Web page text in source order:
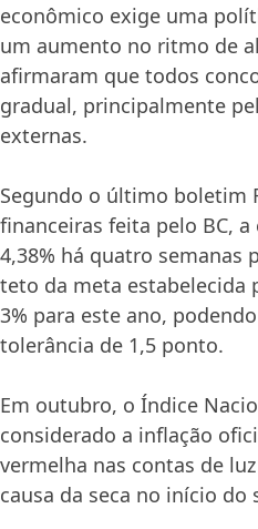
econômico exige uma
um aumento no ritmo de
afirmaram que todos
gradual, principalmente
externas.
Segundo o último boletim
financeiras feita pelo BC,
4,38% há quatro semanas
teto da meta estabelecida
3% para este ano,
tolerância de 1,5 ponto.
Em outubro, o Índice
considerado a inflação
vermelha nas contas de
causa da seca no início do